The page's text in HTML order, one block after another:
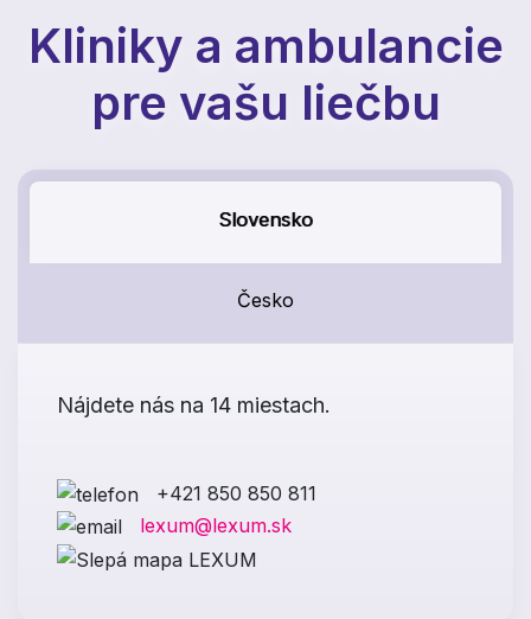
Kliniky a ambulancie
pre vašu liečbu
Slovensko
Česko
Nájdete nás na 14 miestach.
+421 850 850 811
lexum@lexum.sk